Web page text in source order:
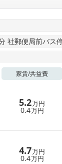
社郵便局前バス
家賃/共益費
5.2万円
0.4万円
4.7万円
0.4万円